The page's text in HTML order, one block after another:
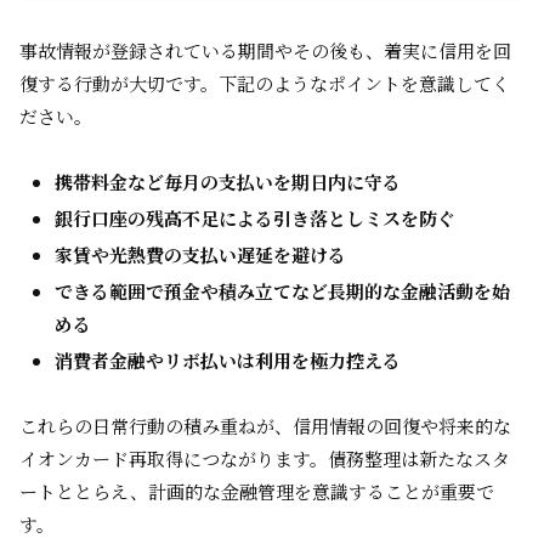
事故情報が登録されている期間やその後も、着実に信用を回
復する行動が大切です。下記のようなポイントを意識してく
ださい。
携帯料金など毎月の支払いを期日内に守る
銀行口座の残高不足による引き落としミスを防ぐ
家賃や光熱費の支払い遅延を避ける
できる範囲で預金や積み立てなど長期的な金融活動を始
める
消費者金融やリボ払いは利用を極力控える
これらの日常行動の積み重ねが、信用情報の回復や将来的な
イオンカード再取得につながります。債務整理は新たなスタ
ートととらえ、計画的な金融管理を意識することが重要で
す。